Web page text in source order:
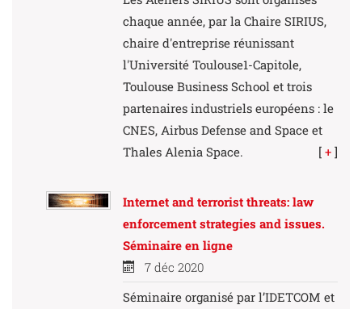
chaque année, par la Chaire SIRIUS,
chaire d'entreprise réunissant
l'Université Toulouse1-Capitole,
Toulouse Business School et trois
partenaires industriels européens : le
CNES, Airbus Defense and Space et
Thales Alenia Space.
[ + ]
Internet and terrorist threats: law
enforcement strategies and issues.
Séminaire en ligne
7 déc 2020
Séminaire organisé par l’IDETCOM et